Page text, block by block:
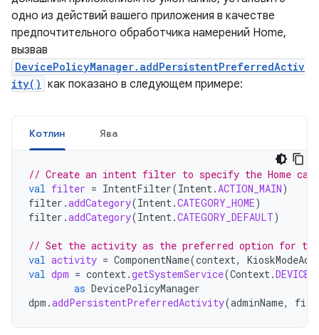
одно из действий вашего приложения в качестве
предпочтительного обработчика намерений Home,
вызвав
DevicePolicyManager.addPersistentPreferredActiv
ity() как показано в следующем примере:
Котлин Ява
// Create an intent filter to specify the Home
val filter = IntentFilter(Intent.ACTION_MAIN)
filter .addCategory(Intent.CATEGORY_HOME)
filter .addCategory(Intent.CATEGORY_DEFAULT)
// Set the activity as the preferred option for
val activity = ComponentName(context,
val dpm = context.getSystemService(Context.
as DevicePolicyManager
dpm .addPersistentPreferredActivity(adminName,